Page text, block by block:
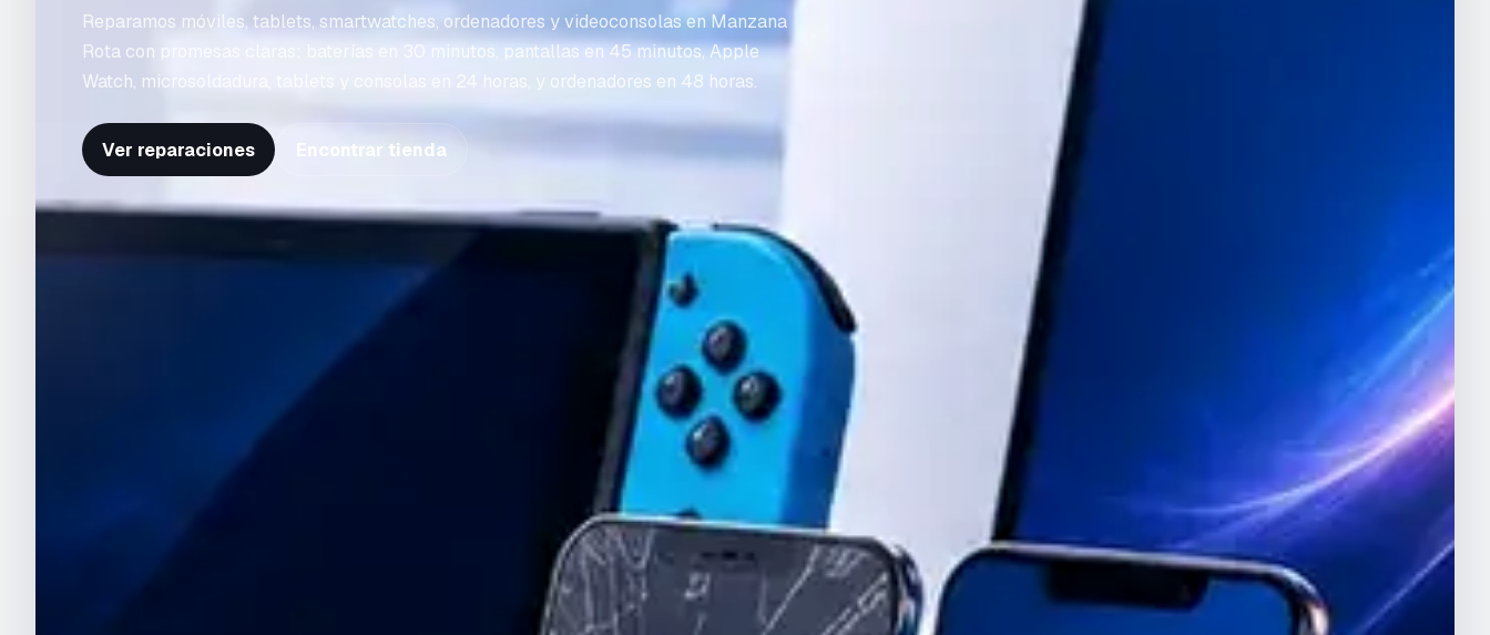
Reparamos móviles, tablets, smartwatches, ordenadores y videoconsolas en Manzana
Rota con promesas claras: baterías en 30 minutos, pantallas en 45 minutos, Apple
Watch, microsoldadura, tablets y consolas en 24 horas, y ordenadores en 48 horas.
Ver reparaciones Encontrar tienda